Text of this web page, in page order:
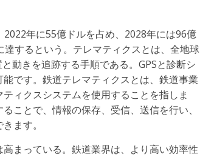
年に55億ドルを占め、2028年には96億
するという。テレマティクスとは、全地球
動きを追跡する手順である。GPSと診断シ
です。鉄道テレマティクスとは、鉄道事業
ィクスシステムを使用することを指しま
ことで、情報の保存、受信、送信を行い、
ます。
まっている。鉄道業界は、より高い効率性